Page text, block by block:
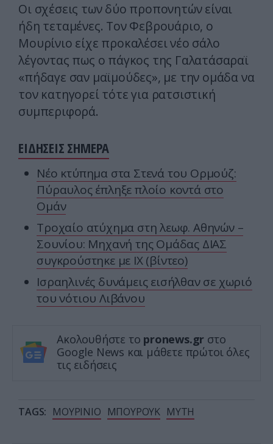
Οι σχέσεις των δύο προπονητών είναι
ήδη τεταμένες. Τον Φεβρουάριο, ο
Μουρίνιο είχε προκαλέσει νέο σάλο
λέγοντας πως ο πάγκος της Γαλατάσαραϊ
«πήδαγε σαν μαϊμούδες», με την ομάδα να
τον κατηγορεί τότε για ρατσιστική
συμπεριφορά.
ΕΙΔΗΣΕΙΣ ΣΗΜΕΡΑ
Νέο κτύπημα στα Στενά του Ορμούζ:
Πύραυλος έπληξε πλοίο κοντά στο
Ομάν
Τροχαίο ατύχημα στη λεωφ. Αθηνών –
Σουνίου: Μηχανή της Ομάδας ΔΙΑΣ
συγκρούστηκε με ΙΧ (βίντεο)
Ισραηλινές δυνάμεις εισήλθαν σε χωριό
του νότιου Λιβάνου
Ακολουθήστε το pronews.gr στο
Google News και μάθετε πρώτοι όλες
τις ειδήσεις
TAGS: ΜΟΥΡΙΝΙΟ ΜΠΟΥΡΟΥΚ ΜΥΤΗ